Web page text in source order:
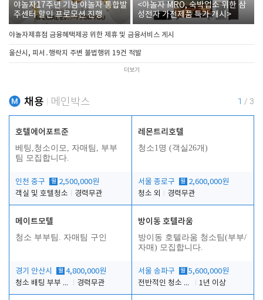
야놀자17주년 기념 야놀자 통합발
주센터 할인 프로모션 진행
<야놀자 MRO, 숙박업소 위한 삼
성전자 가전제품 특가 개시>
야놀자제휴점 금융혜택제공 위한 제휴 및 금융서비스 게시
울산시, 피서․행락지 주변 불법행위 19건 적발
더보기
채용 메인박스 1 / 3
호텔에어포트준
베팅,청소이모, 자매팀, 부부
팀 모집합니다.
인천 중구 월 2,500,000원
객실 및 호텔청소
경력무관
레몬트리호텔
청소1명 (객실26개)
서울 종로구 월 2,600,000원
청소 외
경력무관
메이트모텔
청소 부부팀. 자매팀 구인
경기 안산시 월 4,800,000원
청소 배팅 부부 구합니다
경력무관
방이동 호텔라움
방이동 호텔라움 청소팀(부부/
자매) 모집합니다.
서울 송파구 월 5,600,000원
전반적인 청소 업무(객실청소.객실정리)
1년 이상